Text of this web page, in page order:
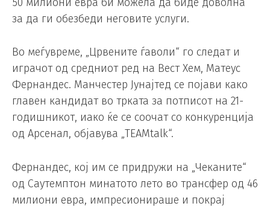
за да ги обезбеди неговите услуги.
Во меѓувреме, „Црвените ѓаволи“ го следат и
играчот од средниот ред на Вест Хем, Матеус
Фернандес. Манчестер Јунајтед се појави како
главен кандидат во трката за потписот на 21-
годишникот, иако ќе се соочат со конкуренција
од Арсенал, објавува „TEAMtalk“.
Фернандес, кој им се придружи на „Чеканите“
од Саутемптон минатото лето во трансфер од 46
милиони евра, импресионираше и покрај